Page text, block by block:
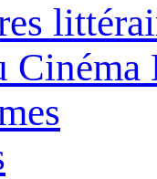
Cinéma